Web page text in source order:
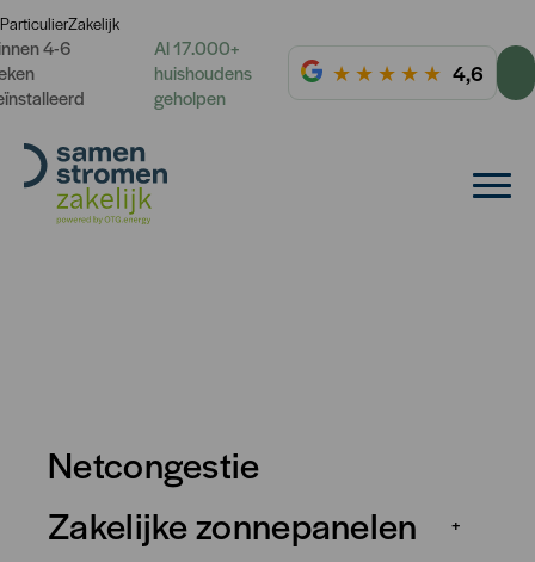
ParticulierZakelijk
4-6
Al 17.000+
huishoudens
geholpen
★ ★ ★ ★ ★ 4,6
Netcongestie
Zakelijke zonnepanelen
+